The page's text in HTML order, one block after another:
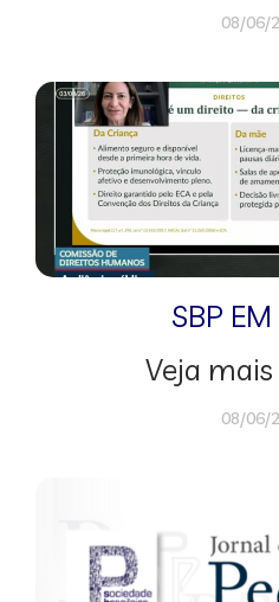
08/06/
SBP
Veja
08/06/